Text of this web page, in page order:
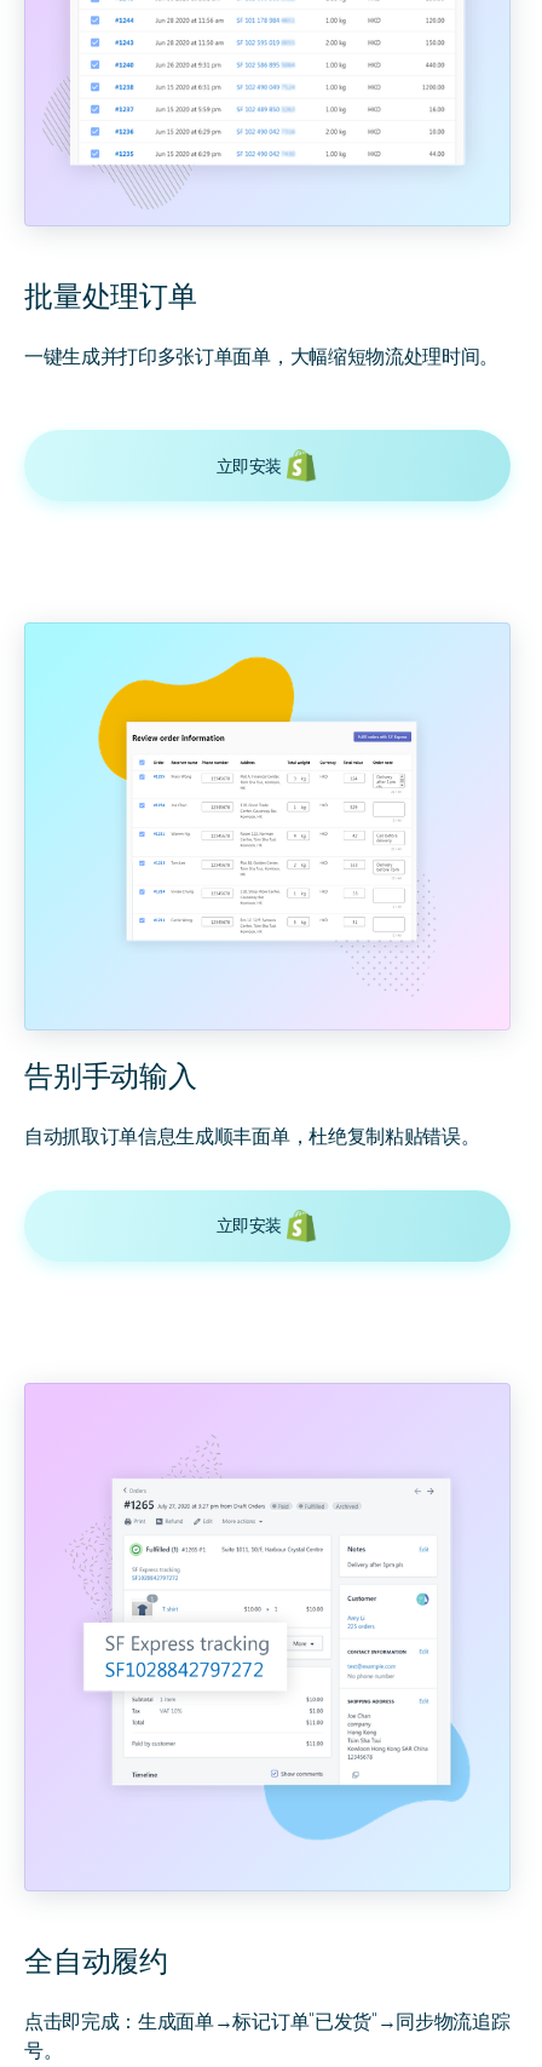
批量处理订单
一键生成并打印多张订单面单，大幅缩短物流处理时间。
立即安装
告别手动输入
自动抓取订单信息生成顺丰面单，杜绝复制粘贴错误。
立即安装
全自动履约
点击即完成：生成面单→标记订单"已发货"→同步物流追踪
号。